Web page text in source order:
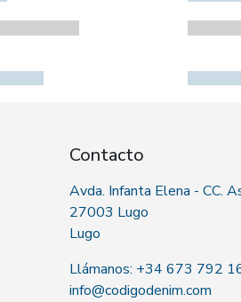
Contacto
Avda. Infanta Elena - CC.
27003 Lugo
Lugo
Llámanos: +34 673 792
info@codigodenim.com